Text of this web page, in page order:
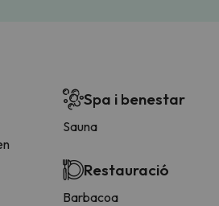
Spa i benestar
Sauna
Restauració
Barbacoa